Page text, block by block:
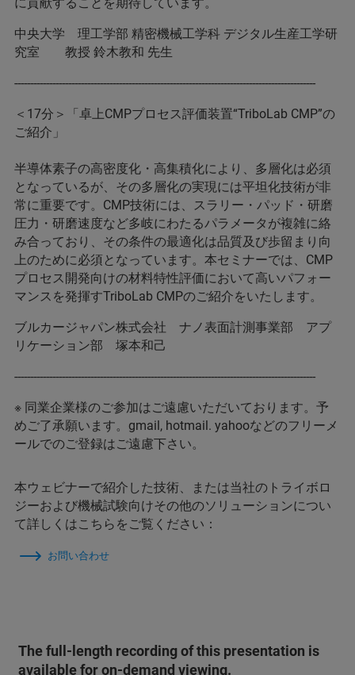
中央大学 理工学部 精密機械工学科 デジタル生産工学研
究室 教授 鈴木教和 先生
-----------------------------------------------------------------------------------------------
＜17分＞「卓上CMPプロセス評価装置“TriboLab CMP”の
ご紹介」
半導体素子の高密度化・高集積化により、多層化は必須
となっているが、その多層化の実現には平坦化技術が非
常に重要です。CMP技術には、スラリー・パッド・研磨
圧力・研磨速度など多岐にわたるパラメータが複雑に絡
み合っており、その条件の最適化は品質及び歩留まり向
上のために必須となっています。本セミナーでは、CMP
プロセス開発向けの材料特性評価において高いパフォー
マンスを発揮すTriboLab CMPのご紹介をいたします。
ブルカージャパン株式会社 ナノ表面計測事業部 アプ
リケーション部 塚本和己
-----------------------------------------------------------------------------------------------
※ 同業企業様のご参加はご遠慮いただいております。予
めご了承願います。gmail, hotmail. yahooなどのフリーメ
ールでのご登録はご遠慮下さい。
本ウェビナーで紹介した技術、または当社のトライボロ
ジーおよび機械試験向けその他のソリューションについ
て詳しくはこちらをご覧ください：
お問い合わせ
The full-length recording of this presentation is
available for on-demand viewing.